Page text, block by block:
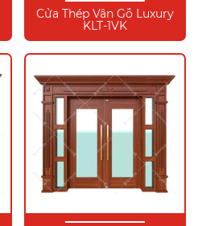
Cửa Thép Vân Gỗ Luxury
KLT-1VK